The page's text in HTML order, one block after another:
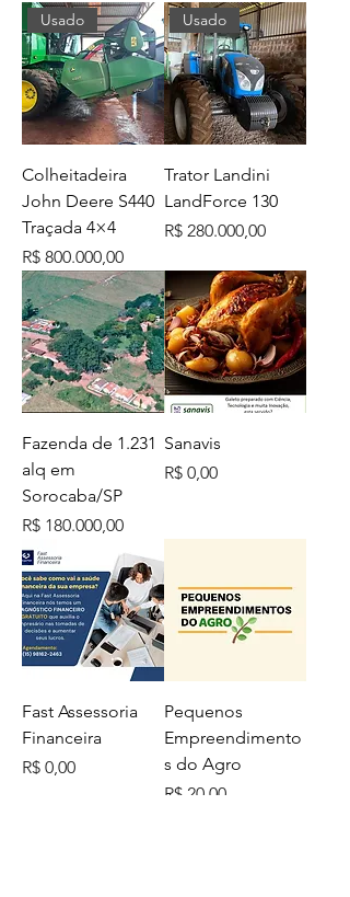
Usado
Colheitadeira
John Deere S440
Traçada 4×4
Preço
R$ 800.000,00
Usado
Trator Landini
LandForce 130
Preço
R$ 280.000,00
Fazenda de 1.231
alq em
Sorocaba/SP
Preço
R$ 180.000,00
Sanavis
Preço
R$ 0,00
Fast Assessoria
Financeira
Preço
R$ 0,00
Pequenos
Empreendimento
s do Agro
Preço
R$ 20,00